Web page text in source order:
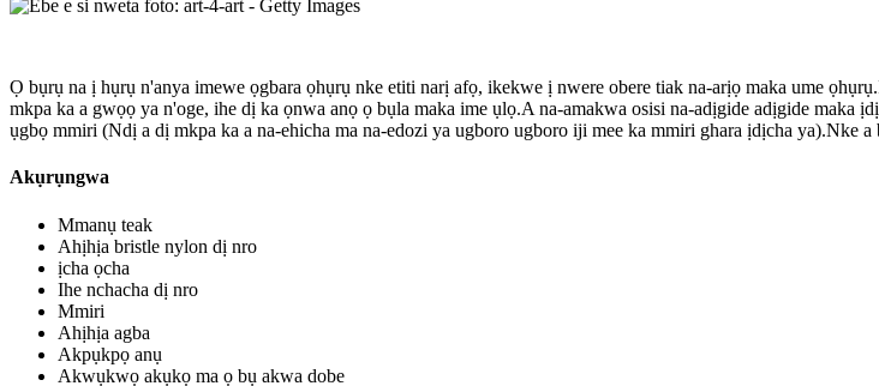
Ọ bụrụ na ị hụrụ n'anya imewe ọgbara ọhụrụ nke etiti narị afọ, ikekwe ị nwere obere tiak na-arịọ maka ume
mkpa ka a gwọọ ya n'oge, ihe dị ka ọnwa anọ ọ bụla maka ime ụlọ.A na-amakwa osisi na-adịgide adịgide maka
ụgbọ mmiri (Ndị a dị mkpa ka a na-ehicha ma na-edozi ya ugboro ugboro iji mee ka mmiri ghara ịdịcha ya).Nke
Akụrụngwa
Mmanụ teak
Ahịhịa bristle nylon dị nro
ịcha ọcha
Ihe nchacha dị nro
Mmiri
Ahịhịa agba
Akpụkpọ anụ
Akwụkwọ akụkọ ma ọ bụ akwa dobe